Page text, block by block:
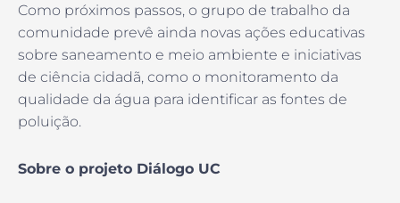
Como próximos passos, o grupo de trabalho da
comunidade prevê ainda novas ações educativas
sobre saneamento e meio ambiente e iniciativas
de ciência cidadã, como o monitoramento da
qualidade da água para identificar as fontes de
poluição.
Sobre o projeto Diálogo UC